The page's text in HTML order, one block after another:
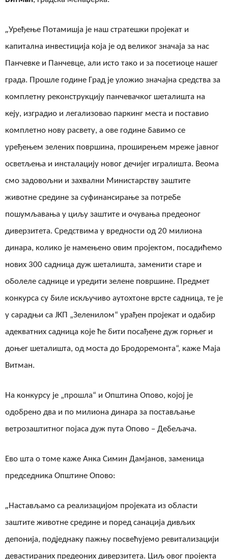
„Уређење Потамишја је наш стратешки пројекат и
капитална инвестиција која је од великог значаја за нас
Панчевке и Панчевце, али исто тако и за посетиоце нашег
града. Прошле године Град је уложио значајна средства за
комплетну реконструкцију панчевачког шеталишта на
кеју, изградио и легализовао паркинг места и поставио
комплетно нову расвету, а ове године бавимо се
уређењем зелених површина, проширењем мреже јавног
осветљења и инсталацију новог дечијег игралишта. Веома
смо задовољни и захвални Министарству заштите
животне средине за суфинансирање за потребе
пошумљавања у циљу заштите и очувања предеоног
диверзитета. Средствима у вредности од 20 милиона
динара, колико је намењено овим пројектом, посадићемо
нових 300 садница дуж шеталишта, заменити старе и
оболеле саднице и уредити зелене површине. Предмет
конкурса су биле искључиво аутохтоне врсте садница, те је
у сарадњи са ЈКП „Зеленилом“ урађен пројекат и одабир
адекватних садница које ће бити посађене дуж горњег и
доњег шеталишта, од моста до Бродоремонта“, каже Маја
Витман.
На конкурсу је „прошла“ и Општина Опово, којој је
одобрено два и по милиона динара за постављање
ветрозаштитног појаса дуж пута Опово – Дебељача.
Ево шта о томе каже Анка Симин Дамјанов, заменица
председника Општине Опово:
„Настављамо са реализацијом пројеката из области
заштите животне средине и поред санација дивљих
депонија, подједнаку пажњу посвећујемо ревитализацији
девастираних предеоних диверзитета. Циљ овог пројекта